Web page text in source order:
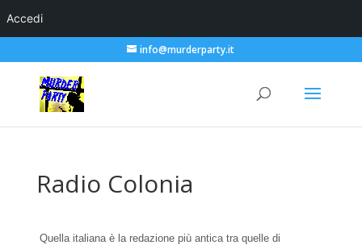
Accedi
info@murderparty.it
Radio Colonia
Quella italiana è la redazione più antica tra quelle di